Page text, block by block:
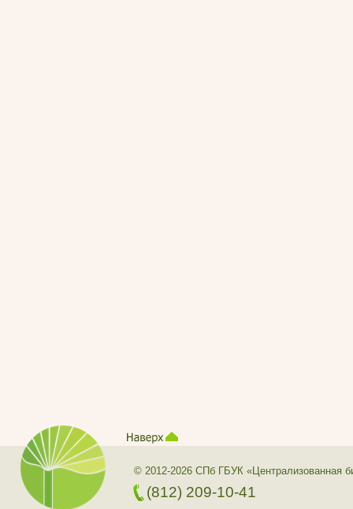
© 2012-2026 СПб ГБУК «Централизованная
(812) 209-10-41